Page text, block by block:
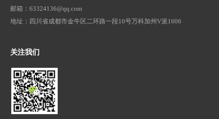
邮箱：63324136@qq.com
地址：四川省成都市金牛区二环路一段10号万科加州V派1606
关注我们